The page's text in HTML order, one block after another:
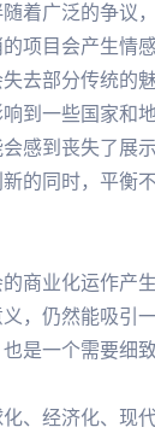
着广泛的争议
项目会产生情
去部分传统的魅
到一些国家和
感到丧失了展
的同时，平衡
商业化运作产
，仍然能吸引
是一个需要细致
、经济化、现